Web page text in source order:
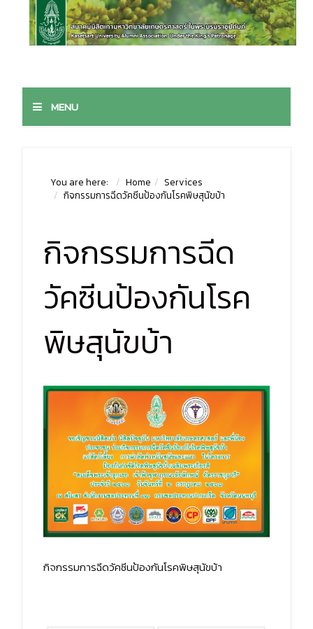
MENU
You are here: Home
Services
กิจกรรมการฉีดวัคซีนป้องกันโรคพิษสุนัขบ้า
กิจกรรมการฉีด
วัคซีนป้องกันโรค
พิษสุนัขบ้า
กิจกรรมการฉีดวัคซีนป้องกันโรคพิษสุนัขบ้า